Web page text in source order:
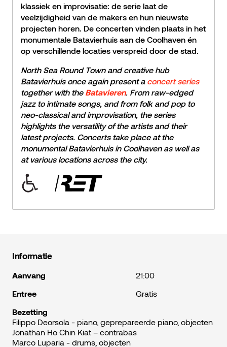
klassiek en improvisatie: de serie laat de
veelzijdigheid van de makers en hun nieuwste
projecten horen. De concerten vinden plaats in het
monumentale Batavierhuis aan de Coolhaven én
op verschillende locaties verspreid door de stad.
North Sea Round Town and creative hub
Batavierhuis once again present a concert series
together with the Batavieren. From raw-edged
jazz to intimate songs, and from folk and pop to
neo-classical and improvisation, the series
highlights the versatility of the artists and their
latest projects. Concerts take place at the
monumental Batavierhuis in Coolhaven as well as
at various locations across the city.
Informatie
Aanvang
21:00
Entree
Gratis
Bezetting
Filippo Deorsola - piano, geprepareerde piano, objecten
Jonathan Ho Chin Kiat – contrabas
Marco Luparia - drums, objecten